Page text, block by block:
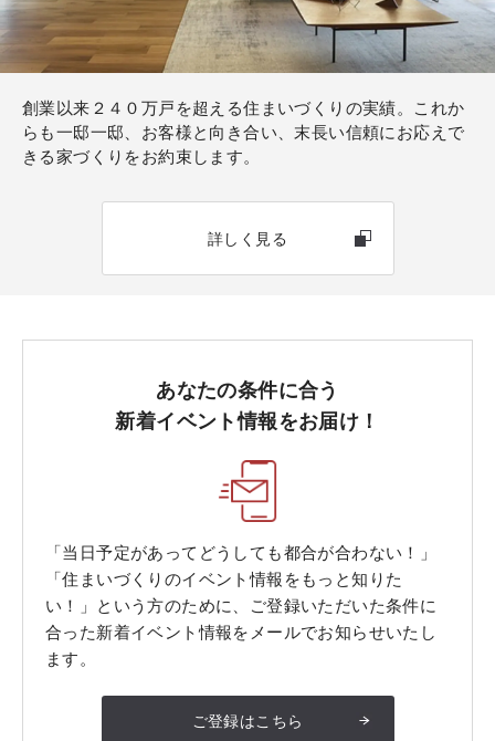
創業以来２４０万戸を超える住まいづくりの実績。これか
らも一邸一邸、お客様と向き合い、末長い信頼にお応えで
きる家づくりをお約束します。
詳しく見る
あなたの条件に合う
新着イベント情報をお届け！
「当日予定があってどうしても都合が合わない！」
「住まいづくりのイベント情報をもっと知りた
い！」という方のために、ご登録いただいた条件に
合った新着イベント情報をメールでお知らせいたし
ます。
ご登録はこちら